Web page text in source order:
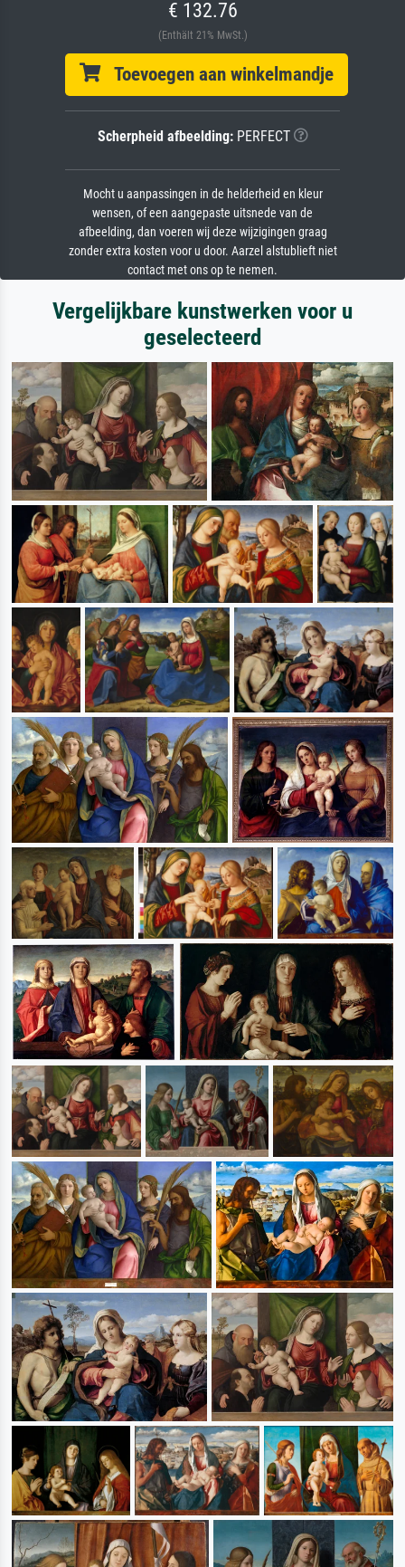
€ 132.76
(Enthält 21% MwSt.)
Toevoegen aan winkelmandje
Scherpheid afbeelding:PERFECT
Mocht u aanpassingen in de helderheid en kleur
wensen, of een aangepaste uitsnede van de
afbeelding, dan voeren wij deze wijzigingen graag
zonder extra kosten voor u door. Aarzel alstublieft niet
contact met ons op te nemen.
Vergelijkbare kunstwerken voor u
geselecteerd